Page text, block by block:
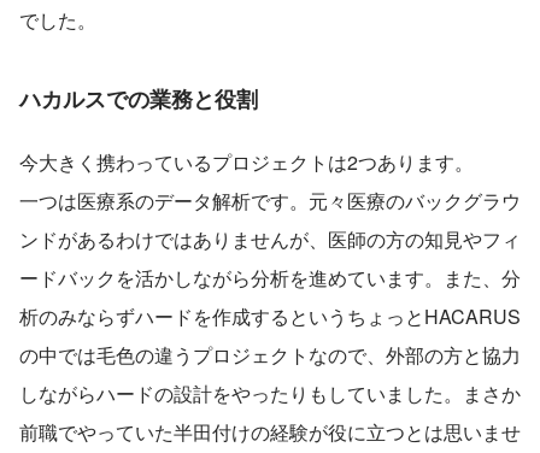
でした。
ハカルスでの業務と役割
今大きく携わっているプロジェクトは2つあります。
一つは医療系のデータ解析です。元々医療のバックグラウ
ンドがあるわけではありませんが、医師の方の知見やフィ
ードバックを活かしながら分析を進めています。また、分
析のみならずハードを作成するというちょっとHACARUS
の中では毛色の違うプロジェクトなので、外部の方と協力
しながらハードの設計をやったりもしていました。まさか
前職でやっていた半田付けの経験が役に立つとは思いませ